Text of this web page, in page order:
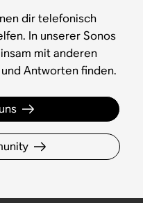
dir telefonisch
In unserer Sonos
mit anderen
Antworten finden.